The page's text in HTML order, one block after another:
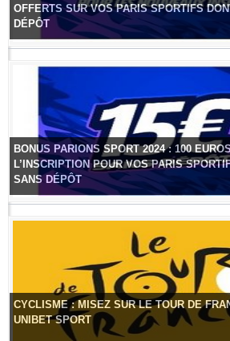
OFFERTS SUR VOS PARIS SPORTIFS
DÉPÔT
BONUS PARIONS SPORT 2024 : 100
L’INSCRIPTION POUR VOS PARIS
SANS DÉPÔT
CYCLISME : MISEZ SUR LE TOUR DE
UNIBET SPORT